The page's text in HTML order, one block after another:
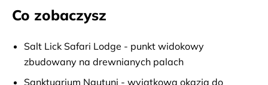
Co zobaczysz
Salt Lick Safari Lodge - punkt widokowy
zbudowany na drewnianych palach
Sanktuarium Ngutuni - wyjątkowa okazja do